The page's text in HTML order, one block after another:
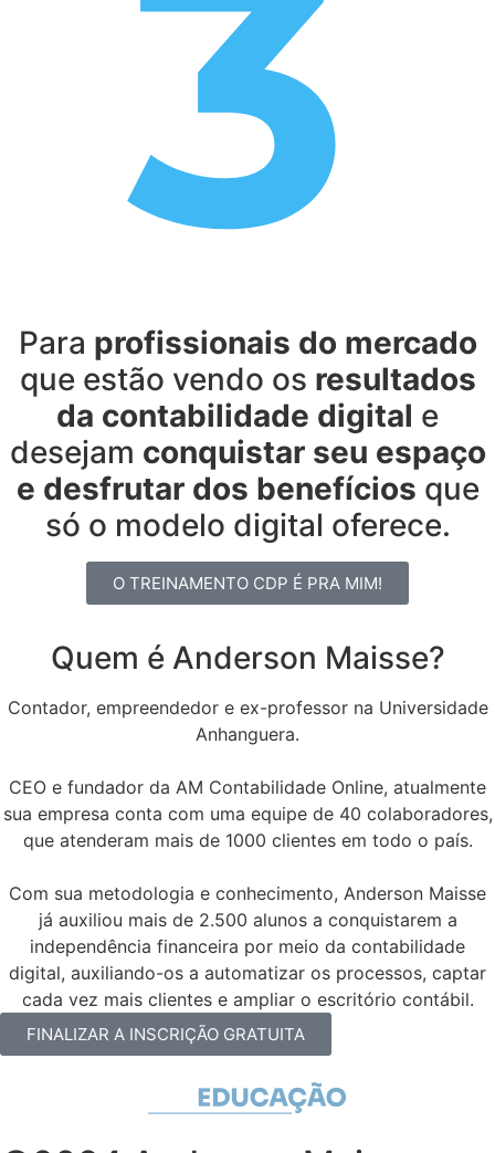
Para profissionais do mercado
que estão vendo os resultados
da contabilidade digital e
desejam conquistar seu espaço
e desfrutar dos benefícios que
só o modelo digital oferece.
O TREINAMENTO CDP É PRA MIM!
Quem é Anderson Maisse?
Contador, empreendedor e ex-professor na Universidade
Anhanguera.
CEO e fundador da AM Contabilidade Online, atualmente
sua empresa conta com uma equipe de 40 colaboradores,
que atenderam mais de 1000 clientes em todo o país.
Com sua metodologia e conhecimento, Anderson Maisse
já auxiliou mais de 2.500 alunos a conquistarem a
independência financeira por meio da contabilidade
digital, auxiliando-os a automatizar os processos, captar
cada vez mais clientes e ampliar o escritório contábil.
FINALIZAR A INSCRIÇÃO GRATUITA